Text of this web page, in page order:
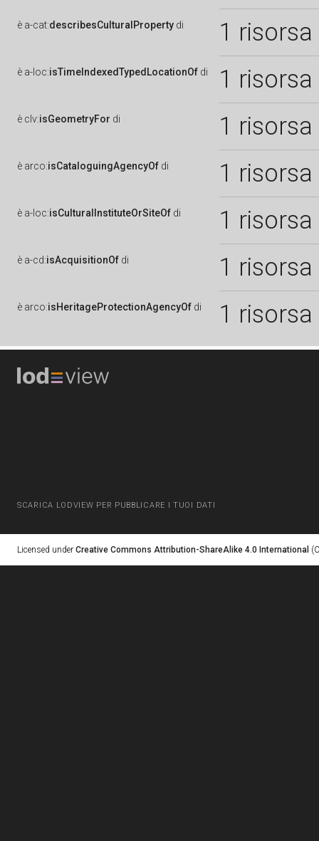
è a-cat:describesCulturalProperty di 1 risorsa
è a-loc:isTimeIndexedTypedLocationOf di 1 risorsa
è clv:isGeometryFor di 1 risorsa
è arco:isCataloguingAgencyOf di 1 risorsa
è a-loc:isCulturalInstituteOrSiteOf di 1 risorsa
è a-cd:isAcquisitionOf di 1 risorsa
è arco:isHeritageProtectionAgencyOf di 1 risorsa
SCARICA LODVIEW PER PUBBLICARE I TUOI DATI
Licensed under Creative Commons Attribution-ShareAlike 4.0 International